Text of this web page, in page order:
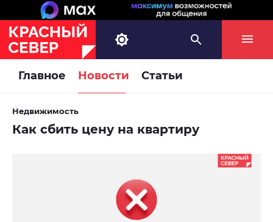
Главное Новости Статьи
Недвижимость
Как сбить цену на квартиру